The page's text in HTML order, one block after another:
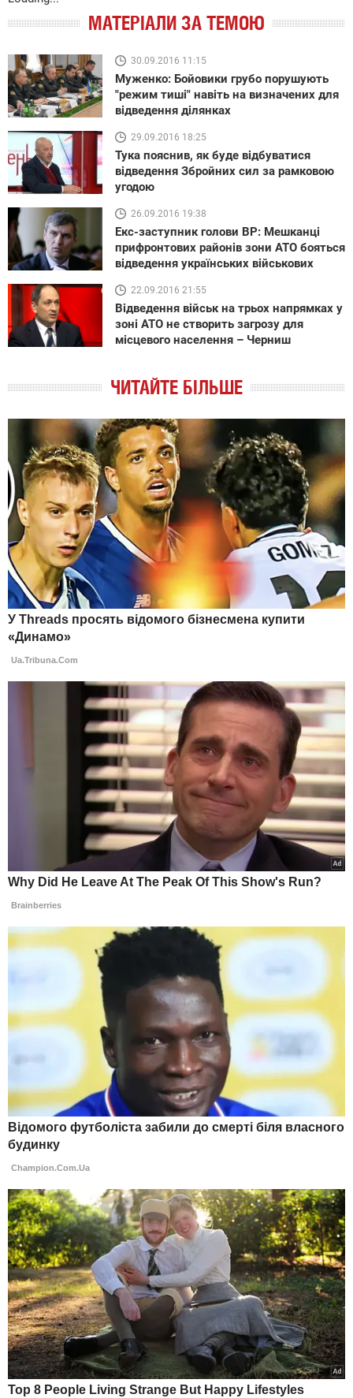
МАТЕРІАЛИ ЗА ТЕМОЮ
30.09.2016 11:15
Муженко: Бойовики грубо порушують
"режим тиші" навіть на визначених для
відведення ділянках
29.09.2016 18:25
Тука пояснив, як буде відбуватися
відведення Збройних сил за рамковою
угодою
26.09.2016 19:38
Екс-заступник голови ВР: Мешканці
прифронтових районів зони АТО бояться
відведення українських військових
22.09.2016 21:55
Відведення військ на трьох напрямках у
зоні АТО не створить загрозу для
місцевого населення – Черниш
ЧИТАЙТЕ БІЛЬШЕ